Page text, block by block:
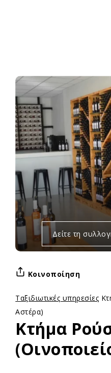
Δείτε τη
Ταξιδιωτικές υπηρεσίες
Αστέρα)
Κτήμα
Κοινοποίηση